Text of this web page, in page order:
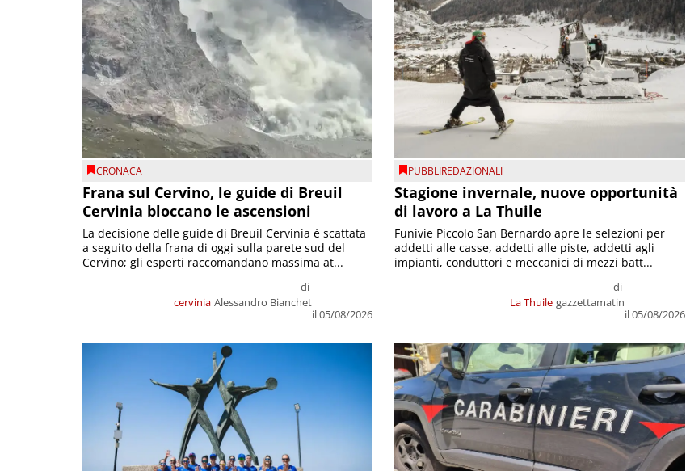
CRONACA
Frana sul Cervino, le guide di Breuil
Cervinia bloccano le ascensioni
cervinia
di
Alessandro Bianchet
il 05/08/2026
La decisione delle guide di Breuil Cervinia è scattata
a seguito della frana di oggi sulla parete sud del
Cervino; gli esperti raccomandano massima at...
PUBBLIREDAZIONALI
Stagione invernale, nuove opportunità
di lavoro a La Thuile
La Thuile
di
gazzettamatin
il 05/08/2026
Funivie Piccolo San Bernardo apre le selezioni per
addetti alle casse, addetti alle piste, addetti agli
impianti, conduttori e meccanici di mezzi batt...